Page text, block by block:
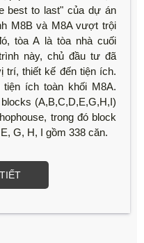
best to last" của dự án
M8B và M8A vượt trội
tòa A là tòa nhà cuối
này, chủ đầu tư đã
trí, thiết kế đến tiện ích.
ích toàn khối M8A.
(A,B,C,D,E,G,H,I)
trong đó block
G, H, I gồm 338 căn.